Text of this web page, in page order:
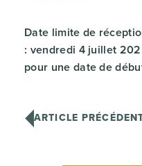
Date limite de
: vendredi 4 juillet
pour une date de
ARTICLE